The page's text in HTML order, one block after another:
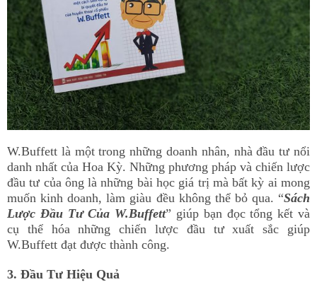
W.Buffett là một trong những doanh nhân, nhà đầu tư nổi
danh nhất của Hoa Kỳ. Những phương pháp và chiến lược
đầu tư của ông là những bài học giá trị mà bất kỳ ai mong
muốn kinh doanh, làm giàu đều không thể bỏ qua. “Sách
Lược Đầu Tư Của W.Buffett” giúp bạn đọc tổng kết và
cụ thể hóa những chiến lược đầu tư xuất sắc giúp
W.Buffett đạt được thành công.
3. Đầu Tư Hiệu Quả